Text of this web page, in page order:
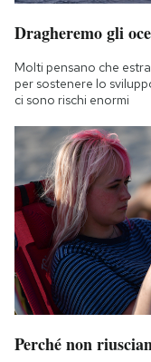
Dragheremo gli
Molti pensano che
per sostenere lo
ci sono rischi enormi
Perché non